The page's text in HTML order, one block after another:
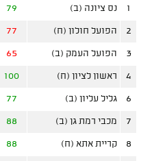
1 נס ציונה (ב) 79
2 הפועל חולון (ח) 77
3 הפועל העמק (ב) 65
4 ראשון לציון (ח) 100
6 גליל עליון (ב) 77
7 מכבי רמת גן (ב) 88
8 קריית אתא (ח) 88